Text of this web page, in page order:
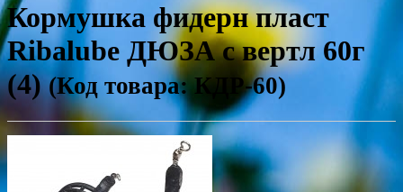
Кормушка фидерн пласт
Ribalube ДЮЗА с вертл 60г
(4) (Код товара: КДР-60)